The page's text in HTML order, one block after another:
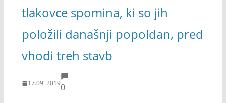
tlakovce spomina, ki so jih
položili današnji popoldan, pred
vhodi treh stavb
17.09. 20190